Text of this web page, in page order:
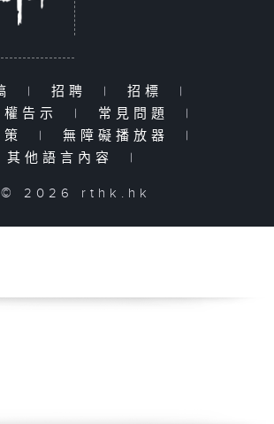
| 招聘 | 招標
|
權告示
| 常見問題
|
策
| 無障礙播放器
|
其他語言內容
|
© 2026 rthk.hk